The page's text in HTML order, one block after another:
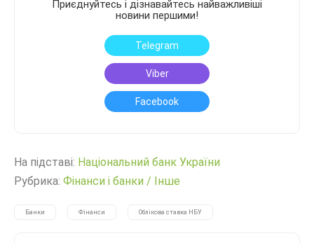
Приєднуйтесь і дізнавайтесь найважливіші
новини першими!
Telegram
Viber
Facebook
На підставі: Нацiональний банк України
Рубрика: Фінанси і банки / Інше
Банки Фінанси Облікова ставка НБУ